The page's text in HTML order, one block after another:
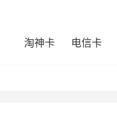
淘神卡 电信卡